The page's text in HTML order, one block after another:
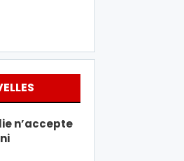
n’accepte